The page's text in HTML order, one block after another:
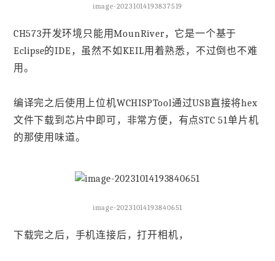
image-20231014193837519
CH573开发环境只能用MounRiver，它是一个基于
Eclipse的IDE，虽然不如KEIL用着熟悉，不过倒也不难
用。
编译完之后使用上位机WCHISPTool通过USB直接将hex
文件下载到芯片中即可，非常方便，有点STC 51单片机
的那使用味道。
image-20231014193840651
下载完之后，手机连接后，打开相机，